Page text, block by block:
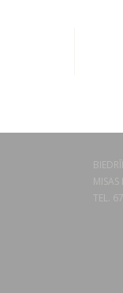
TEL.